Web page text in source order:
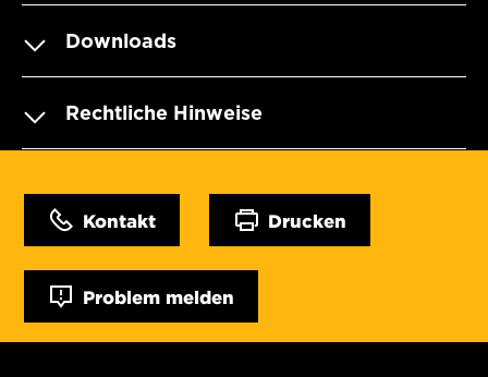
Downloads
Rechtliche Hinweise
Kontakt Drucken
Problem melden